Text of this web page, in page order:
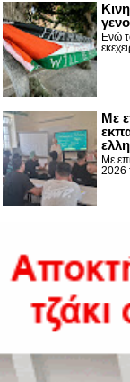
Ενώ
Με
Με
2026